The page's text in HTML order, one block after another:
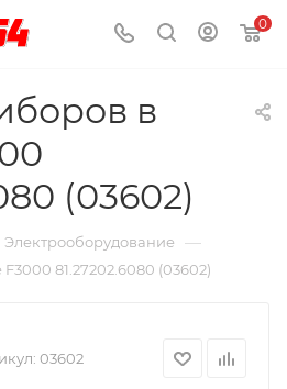
0
в
(03602)
Электрооборудование —
81.27202.6080 (03602)
03602